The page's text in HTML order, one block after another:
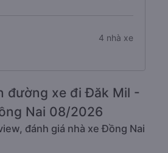
4 nhà xe
đường xe đi Đăk Mil -
Nai 08/2026
đánh giá nhà xe Đồng Nai